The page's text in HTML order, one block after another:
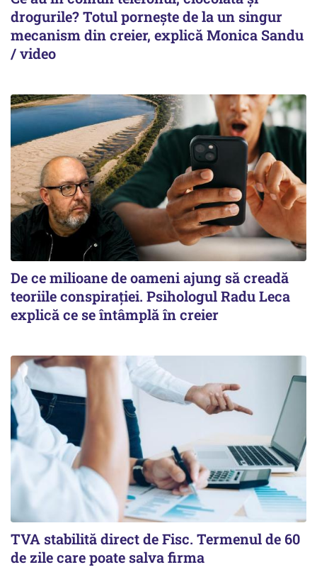
drogurile? Totul pornește de la un singur
mecanism din creier, explică Monica Sandu
/ video
De ce milioane de oameni ajung să creadă
teoriile conspirației. Psihologul Radu Leca
explică ce se întâmplă în creier
TVA stabilită direct de Fisc. Termenul de 60
de zile care poate salva firma